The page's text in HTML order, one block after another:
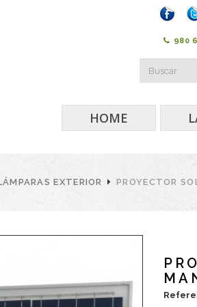
980
HOME
EXTERIOR PROYECTOR